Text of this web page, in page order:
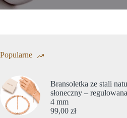
Popularne
Bransoletka ze stali
słoneczny –
4 mm
99,00 zł